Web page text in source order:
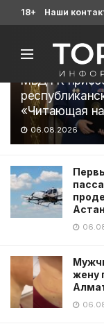
Последние
МВД РК
«Читающая
06.08.2026
жену
18+ Наши